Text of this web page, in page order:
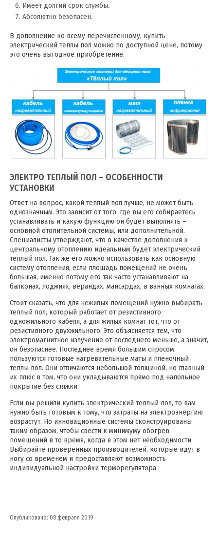
Имеет долгий срок службы.
Абсолютно безопасен.
В дополнение ко всему перечисленному, купить
электрический теплы пол можно по доступной цене, потому
это очень выгодное приобретение.
ЭЛЕКТРО ТЕПЛЫЙ ПОЛ – ОСОБЕННОСТИ
УСТАНОВКИ
Ответ на вопрос, какой теплый пол лучше, не может быть
однозначным. Это зависит от того, где вы его собираетесь
устанавливать и какую функцию он будет выполнять –
основной отопительной системы, или дополнительной.
Специалисты утверждают, что в качестве дополнения к
центральному отоплению идеальным будет электрический
теплый пол. Так же его можно использовать как основную
систему отопления, если площадь помещений не очень
большая, именно потому его так часто устанавливают на
балконах, лоджиях, верандах, мансардах, в ванных комнатах.
Стоит сказать, что для нежилых помещений нужно выбирать
теплый пол, который работает от резистивного
одножильного кабеля, а для жилых комнат тот, что от
резистивного двухжильного. Это объясняется тем, что
электромагнитное излучение от последнего меньше, а значит,
он безопаснее. Последнее время большим спросом
пользуются готовые нагревательные маты и пленочный
теплы пол. Они отличаются небольшой толщиной, но главный
их плюс в том, что они укладываются прямо под напольное
покрытие без стяжки.
Если вы решили купить электрический теплый пол, то вам
нужно быть готовым к тому, что затраты на электроэнергию
возрастут. Но инновационные системы сконструированы
таким образом, чтобы свести к минимуму обогрев
помещений в то время, когда в этом нет необходимости.
Выбирайте проверенных производителей, которые идут в
ногу со временем и предоставляют возможность
индивидуальной настройки терморегулятора.
Опубликовано: 08 февраля 2019